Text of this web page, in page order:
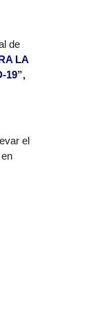
de
LA
19”,
el